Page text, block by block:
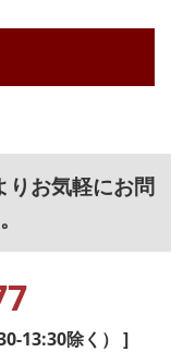
りお気軽にお問
13:30除く） ]